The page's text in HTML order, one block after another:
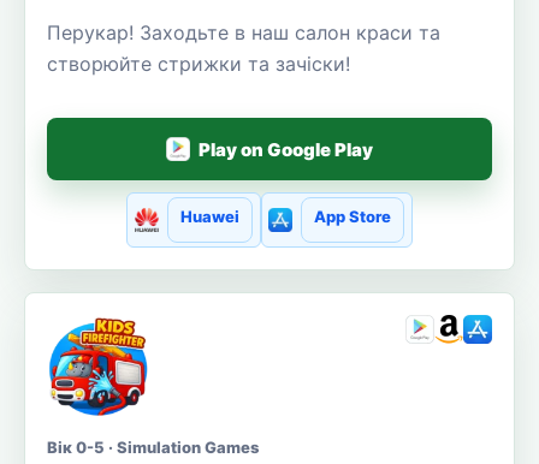
Перукар! Заходьте в наш салон краси та
створюйте стрижки та зачіски!
Play on Google Play
Huawei App Store
Вік 0-5 · Simulation Games